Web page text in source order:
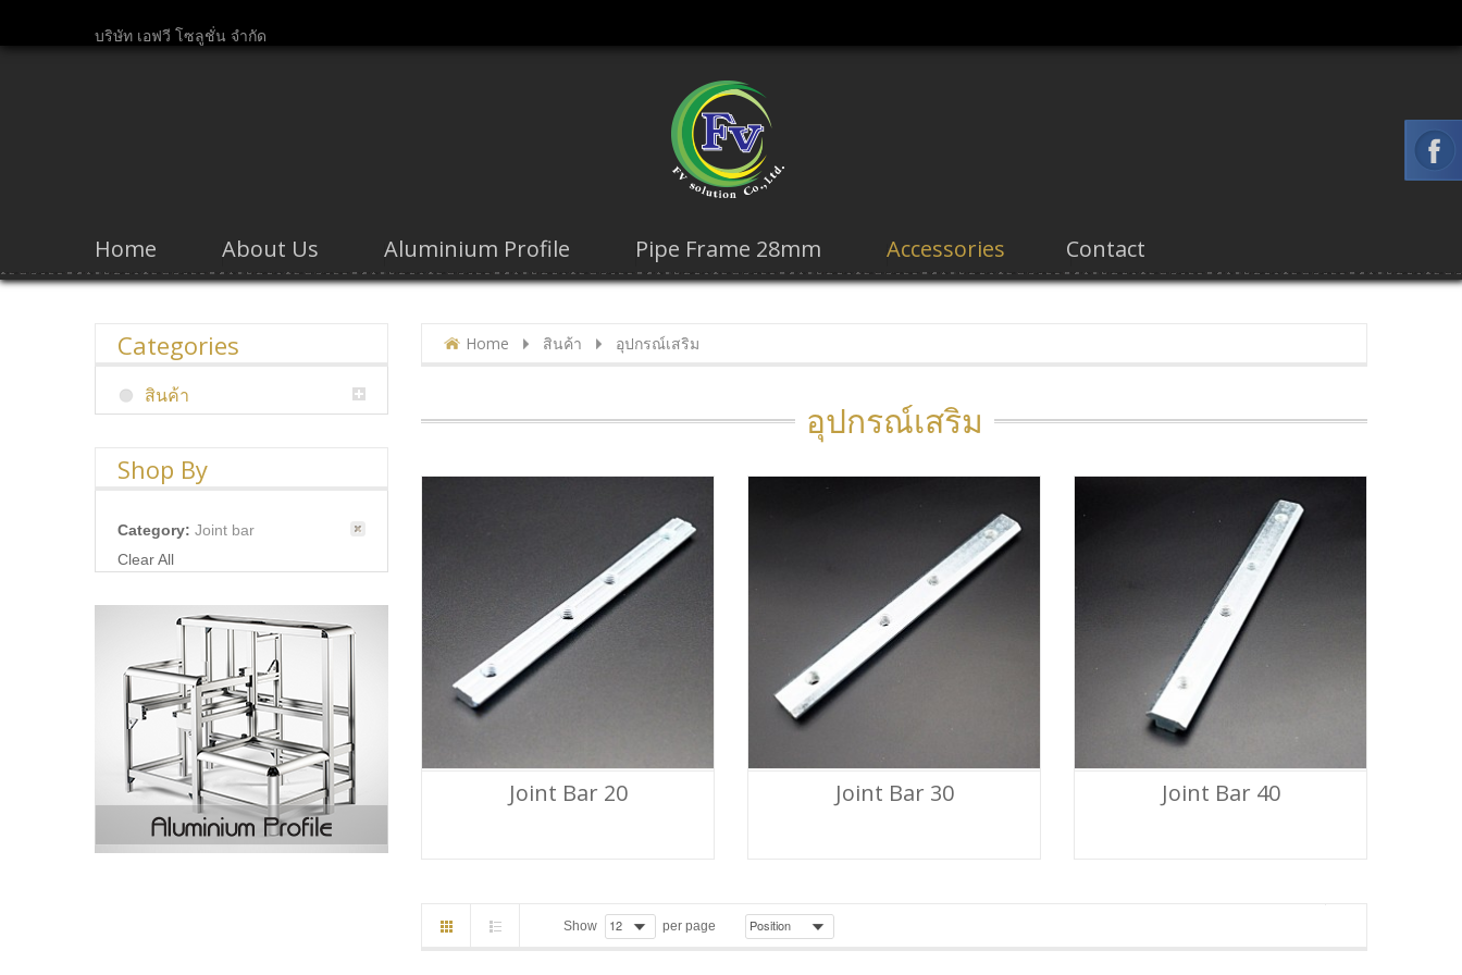
บริษัท เอฟวี โซลูชั่น จำกัด
Home About Us Aluminium Profile Pipe Frame 28mm Accessories Contact
Categories
สินค้า
Shop By
Category: Joint bar
Clear All
Home สินค้า อุปกรณ์เสริม
อุปกรณ์เสริม
Joint Bar 20 Joint Bar 30 Joint Bar 40
Show per page